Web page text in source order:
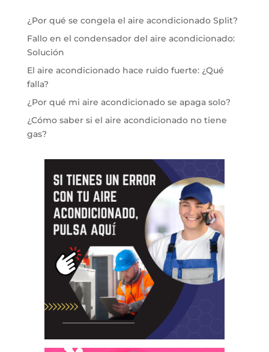
¿Por qué se congela el aire acondicionado Split?
Fallo en el condensador del aire acondicionado:
Solución
El aire acondicionado hace ruido fuerte: ¿Qué
falla?
¿Por qué mi aire acondicionado se apaga solo?
¿Cómo saber si el aire acondicionado no tiene
gas?